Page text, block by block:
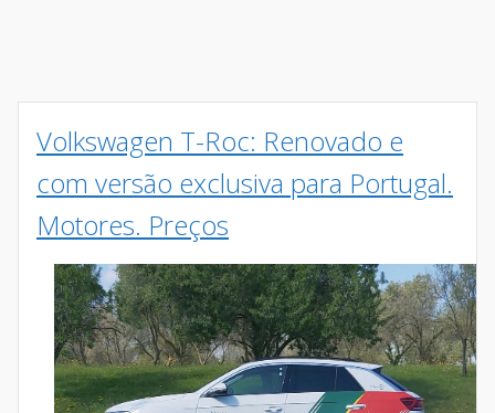
Volkswagen T-Roc: Renovado e
com versão exclusiva para Portugal.
Motores. Preços